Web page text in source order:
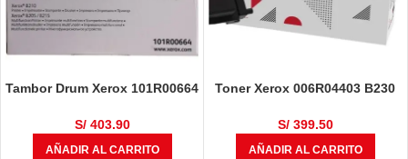
Tambor Drum Xerox 101R00664
10,000 Páginas
S/403.90
AÑADIR AL CARRITO
Toner Xerox 006R04403 B230
Páginas
S/399.50
AÑADIR AL CARRITO